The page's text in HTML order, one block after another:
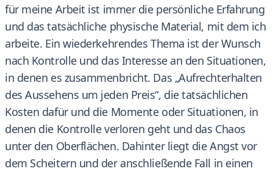
für meine Arbeit ist immer die persönliche Erfahrung
und das tatsächliche physische Material, mit dem ich
arbeite. Ein wiederkehrendes Thema ist der Wunsch
nach Kontrolle und das Interesse an den Situationen,
in denen es zusammenbricht. Das „Aufrechterhalten
des Aussehens um jeden Preis“, die tatsächlichen
Kosten dafür und die Momente oder Situationen, in
denen die Kontrolle verloren geht und das Chaos
unter den Oberflächen. Dahinter liegt die Angst vor
dem Scheitern und der anschließende Fall in einen